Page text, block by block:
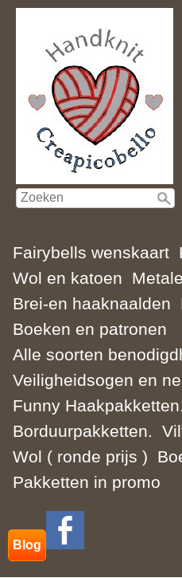
Fairybells wenskaart
Wol en katoen
Brei-en haaknaalden
Boeken en patronen
Alle soorten
Veiligheidsogen en
Funny Haakpakketten.
Borduurpakketten.
Wol ( ronde prijs )
Pakketten in promo
Blog